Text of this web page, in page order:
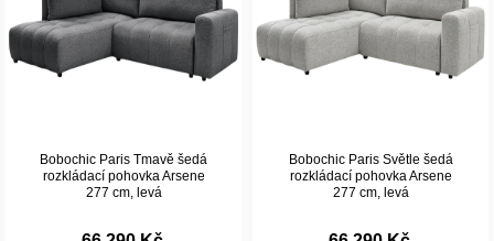
Bobochic Paris Tmavě šedá
rozkládací pohovka Arsene
277 cm, levá
Bobochic Paris Světle šedá
rozkládací pohovka Arsene
277 cm, levá